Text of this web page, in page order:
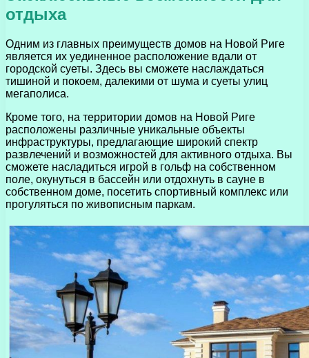
отдыха
Одним из главных преимуществ домов на Новой Риге
является их уединенное расположение вдали от
городской суеты. Здесь вы сможете наслаждаться
тишиной и покоем, далекими от шума и суеты улиц
мегаполиса.
Кроме того, на территории домов на Новой Риге
расположены различные уникальные объекты
инфраструктуры, предлагающие широкий спектр
развлечений и возможностей для активного отдыха. Вы
сможете насладиться игрой в гольф на собственном
поле, окунуться в бассейн или отдохнуть в сауне в
собственном доме, посетить спортивный комплекс или
прогуляться по живописным паркам.